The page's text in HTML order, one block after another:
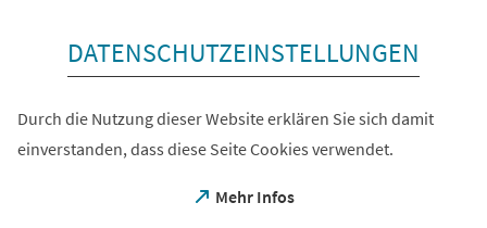
DATENSCHUTZEINSTELLUNGEN
Durch die Nutzung dieser Website erklären Sie sich damit
einverstanden, dass diese Seite Cookies verwendet.
Mehr Infos
(Öffnet